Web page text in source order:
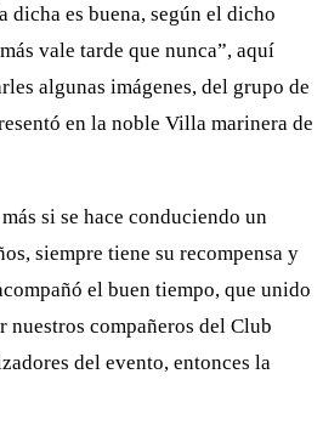
dicha es buena, según el dicho
vale tarde que nunca”, aquí
algunas imágenes, del grupo de
en la noble Villa marinera de
si se hace conduciendo un
siempre tiene su recompensa y
el buen tiempo, que unido
compañeros del Club
del evento, entonces la